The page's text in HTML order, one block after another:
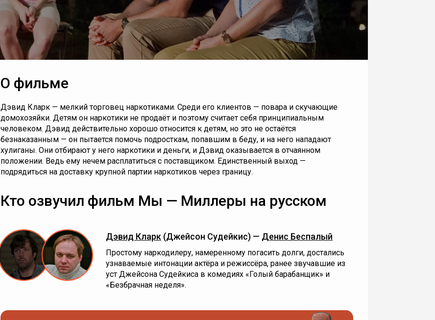
О фильме
Дэвид Кларк — мелкий торговец наркотиками. Среди его клиентов — повара и скучающие
домохозяйки. Детям он наркотики не продаёт и поэтому считает себя принципиальным
человеком. Дэвид действительно хорошо относится к детям, но это не остаётся
безнаказанным — он пытается помочь подросткам, попавшим в беду, и на него нападают
хулиганы. Они отбирают у него наркотики и деньги, и Дэвид оказывается в отчаянном
положении. Ведь ему нечем расплатиться с поставщиком. Единственный выход —
подрядиться на доставку крупной партии наркотиков через границу.
Кто озвучил фильм Мы — Миллеры на русском
Дэвид Кларк (Джейсон Судейкис) — Денис Беспалый
Простому наркодилеру, намеренному погасить долги, достались
узнаваемые интонации актёра и режиссёра, ранее звучавшие из
уст Джейсона Судейкиса в комедиях «Голый барабанщик» и
«Безбрачная неделя».